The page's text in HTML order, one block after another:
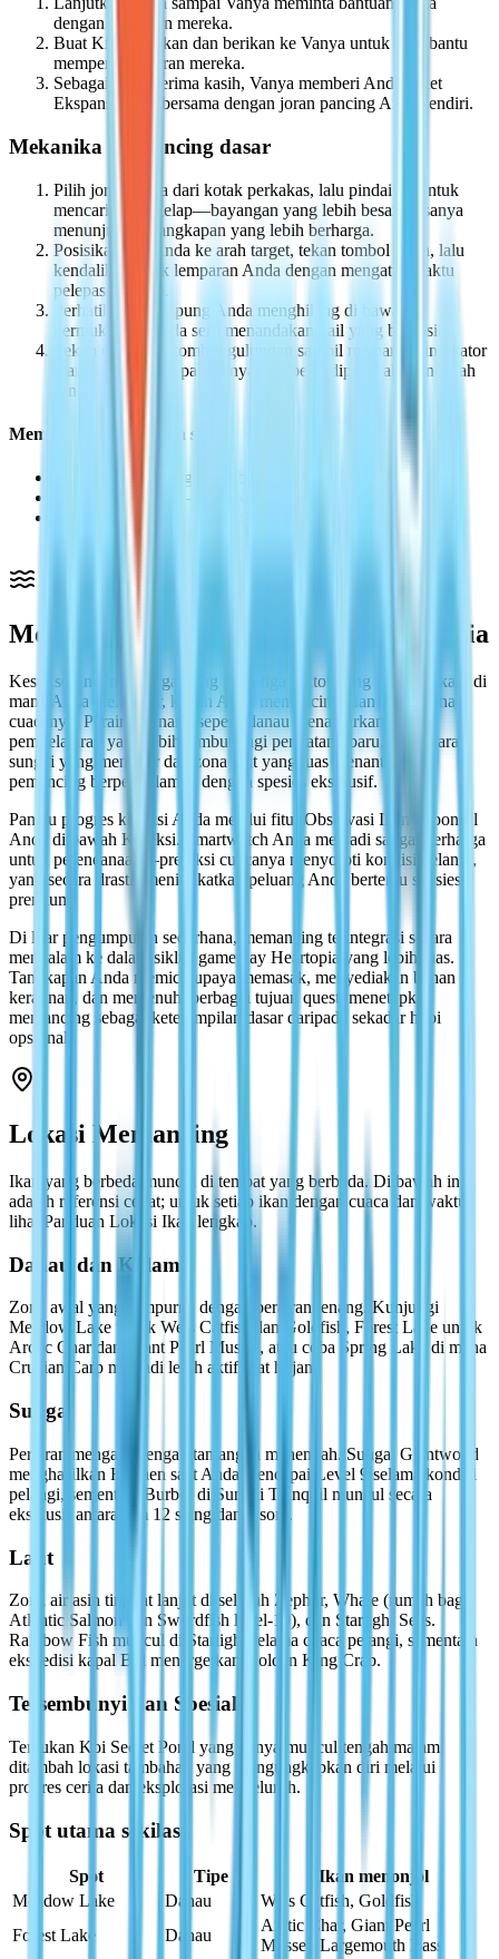
dengan peralatan mereka.
Buat Kit Perbaikan dan berikan ke Vanya untuk membantu
memperbaiki joran mereka.
Sebagai tanda terima kasih, Vanya memberi Anda Tiket
Ekspansi Hobi bersama dengan joran pancing Anda sendiri.
Mekanika memancing dasar
Pilih joran Anda dari kotak perkakas, lalu pindai air untuk
mencari siluet gelap—bayangan yang lebih besar biasanya
menunjukkan tangkapan yang lebih berharga.
Posisikan diri Anda ke arah target, tekan tombol joran, lalu
kendalikan jarak lemparan Anda dengan mengatur waktu
pelepasan Anda.
Perhatikan pelampung Anda menghilang di bawah
permukaan—tanda seru menandakan kail yang berhasil.
Tekan dan tahan tombol gulungan sambil memantau indikator
warna senar; melepaskannya saat berkedip merah mencegah
senar putus.
Memahami ketegangan senar
Indikator putih — gulung bebas tanpa risiko.
Indikator kuning — lanjutkan dengan hatihati.
Indikator merah — berhenti menggulung sekarang atau
Memahami Sistem Memancing Heartopia
Kesuksesan Anda bergantung pada tiga faktor yang saling terkait: di
mana Anda melempar, kapan Anda memancing, dan bagaimana
cuacanya. Perairan tenang seperti danau menawarkan kurva
pembelajaran yang lebih lembut bagi pendatang baru, sementara
sungai yang mengalir dan zona laut yang luas menantang
pemancing berpengalaman dengan spesies eksklusif.
Pantau progres koleksi Anda melalui fitur Observasi Ikan di ponsel
Anda di bawah Koleksi. Smartwatch Anda menjadi sangat berharga
untuk perencanaan—prediksi cuacanya menyoroti kondisi pelangi,
yang secara drastis meningkatkan peluang Anda bertemu spesies
premium.
Di luar pengumpulan sederhana, memancing terintegrasi secara
mendalam ke dalam siklus gameplay Heartopia yang lebih luas.
Tangkapan Anda memicu upaya memasak, menyediakan bahan
kerajinan, dan memenuhi berbagai tujuan quest, menetapkan
memancing sebagai keterampilan dasar daripada sekadar hobi
opsional.
Lokasi Memancing
Ikan yang berbeda muncul di tempat yang berbeda. Di bawah ini
adalah referensi cepat; untuk setiap ikan dengan cuaca dan waktu,
lihat Panduan Lokasi Ikan lengkap.
Danau dan Kolam
Zona awal yang sempurna dengan perairan tenang. Kunjungi
Meadow Lake untuk Wels Catfish dan Goldfish, Forest Lake untuk
Arctic Char dan Giant Pearl Mussel, atau coba Spring Lake di mana
Crucian Carp menjadi lebih aktif saat hujan.
Sungai
Perairan mengalir dengan tantangan menengah. Sungai Giantwood
menghasilkan Huchen saat Anda mencapai Level 9 selama kondisi
pelangi, sementara Burbot di Sungai Tranquil muncul secara
eksklusif antara jam 12 siang dan 6 sore.
Laut
Zona air asin tingkat lanjut di seluruh Zephyr, Whale (rumah bagi
Atlantic Salmon dan Swordfish level-10), dan Starlight Seas.
Rainbow Fish muncul di Starlight selama cuaca pelangi, sementara
ekspedisi kapal Bill menargetkan Golden King Crab.
Tersembunyi dan Spesial
Temukan Koi Secret Pond yang hanya muncul tengah malam,
ditambah lokasi tambahan yang mengungkapkan diri melalui
progres cerita dan eksplorasi menyeluruh.
Spot utama sekilas
Spot Tipe
Ikan menonjol
Meadow Lake
Danau
Wels Catfish, Goldfish
Forest Lake
Danau
Arctic Char, Giant Pearl
Mussel, Largemouth Bass